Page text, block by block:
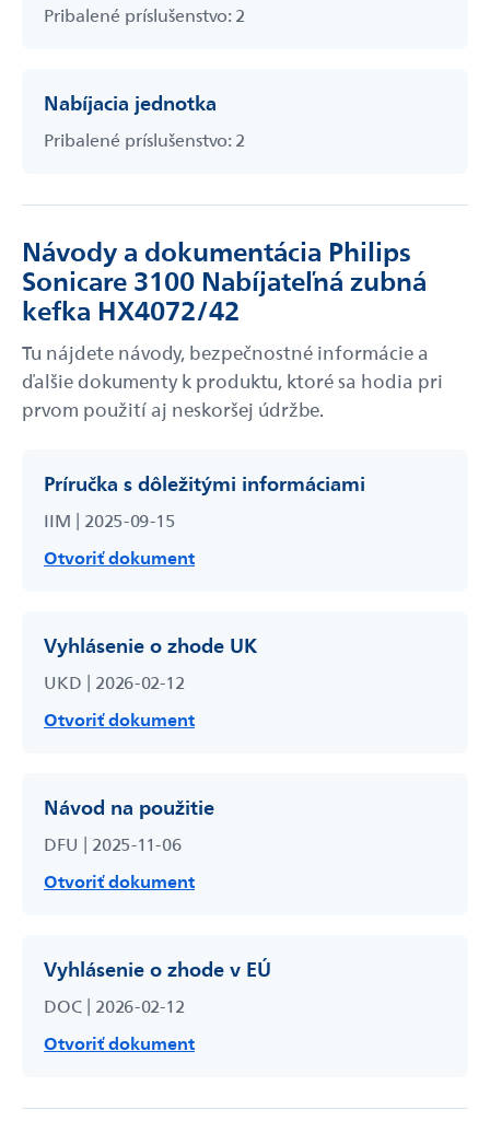
Pribalené príslušenstvo: 2
Nabíjacia jednotka
Pribalené príslušenstvo: 2
Návody a dokumentácia Philips
Sonicare 3100 Nabíjateľná zubná
kefka HX4072/42
Tu nájdete návody, bezpečnostné informácie a
ďalšie dokumenty k produktu, ktoré sa hodia pri
prvom použití aj neskoršej údržbe.
Príručka s dôležitými informáciami
IIM | 2025-09-15
Otvoriť dokument
Vyhlásenie o zhode UK
UKD | 2026-02-12
Otvoriť dokument
Návod na použitie
DFU | 2025-11-06
Otvoriť dokument
Vyhlásenie o zhode v EÚ
DOC | 2026-02-12
Otvoriť dokument